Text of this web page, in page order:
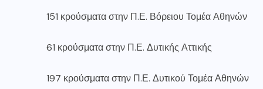
151 κρούσματα στην Π.Ε. Βόρειου Τομέα Αθηνών
61 κρούσματα στην Π.Ε. Δυτικής Αττικής
197 κρούσματα στην Π.Ε. Δυτικού Τομέα Αθηνών